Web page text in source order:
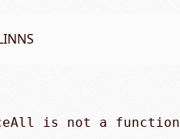
is not a function